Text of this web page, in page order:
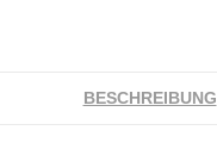
BESCHREIBUNG